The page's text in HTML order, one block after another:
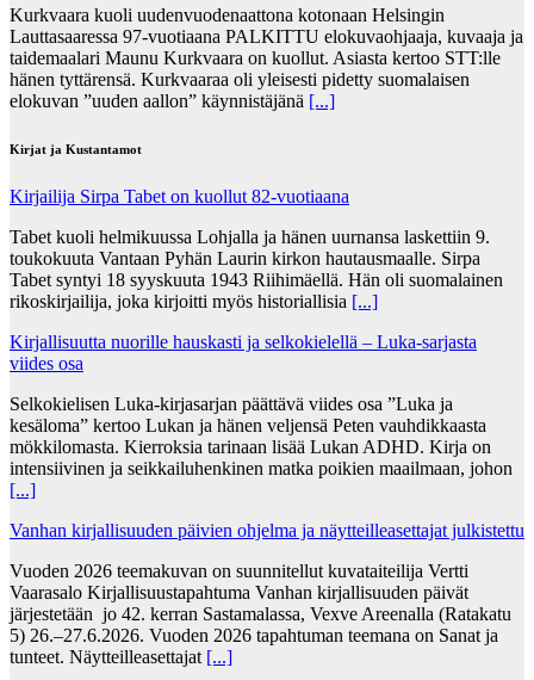
Kurkvaara kuoli uudenvuodenaattona kotonaan Helsingin
Lauttasaaressa 97-vuotiaana PALKITTU elokuvaohjaaja, kuvaaja ja
taidemaalari Maunu Kurkvaara on kuollut. Asiasta kertoo STT:lle
hänen tyttärensä. Kurkvaaraa oli yleisesti pidetty suomalaisen
elokuvan ”uuden aallon” käynnistäjänä [...]
Kirjat ja Kustantamot
Kirjailija Sirpa Tabet on kuollut 82-vuotiaana
Tabet kuoli helmikuussa Lohjalla ja hänen uurnansa laskettiin 9.
toukokuuta Vantaan Pyhän Laurin kirkon hautausmaalle. Sirpa
Tabet syntyi 18 syyskuuta 1943 Riihimäellä. Hän oli suomalainen
rikoskirjailija, joka kirjoitti myös historiallisia [...]
Kirjallisuutta nuorille hauskasti ja selkokielellä – Luka-sarjasta
viides osa
Selkokielisen Luka-kirjasarjan päättävä viides osa ”Luka ja
kesäloma” kertoo Lukan ja hänen veljensä Peten vauhdikkaasta
mökkilomasta. Kierroksia tarinaan lisää Lukan ADHD. Kirja on
intensiivinen ja seikkailuhenkinen matka poikien maailmaan, johon
[...]
Vanhan kirjallisuuden päivien ohjelma ja näytteilleasettajat julkistettu
Vuoden 2026 teemakuvan on suunnitellut kuvataiteilija Vertti
Vaarasalo Kirjallisuustapahtuma Vanhan kirjallisuuden päivät
järjestetään jo 42. kerran Sastamalassa, Vexve Areenalla (Ratakatu
5) 26.–27.6.2026. Vuoden 2026 tapahtuman teemana on Sanat ja
tunteet. Näytteilleasettajat [...]